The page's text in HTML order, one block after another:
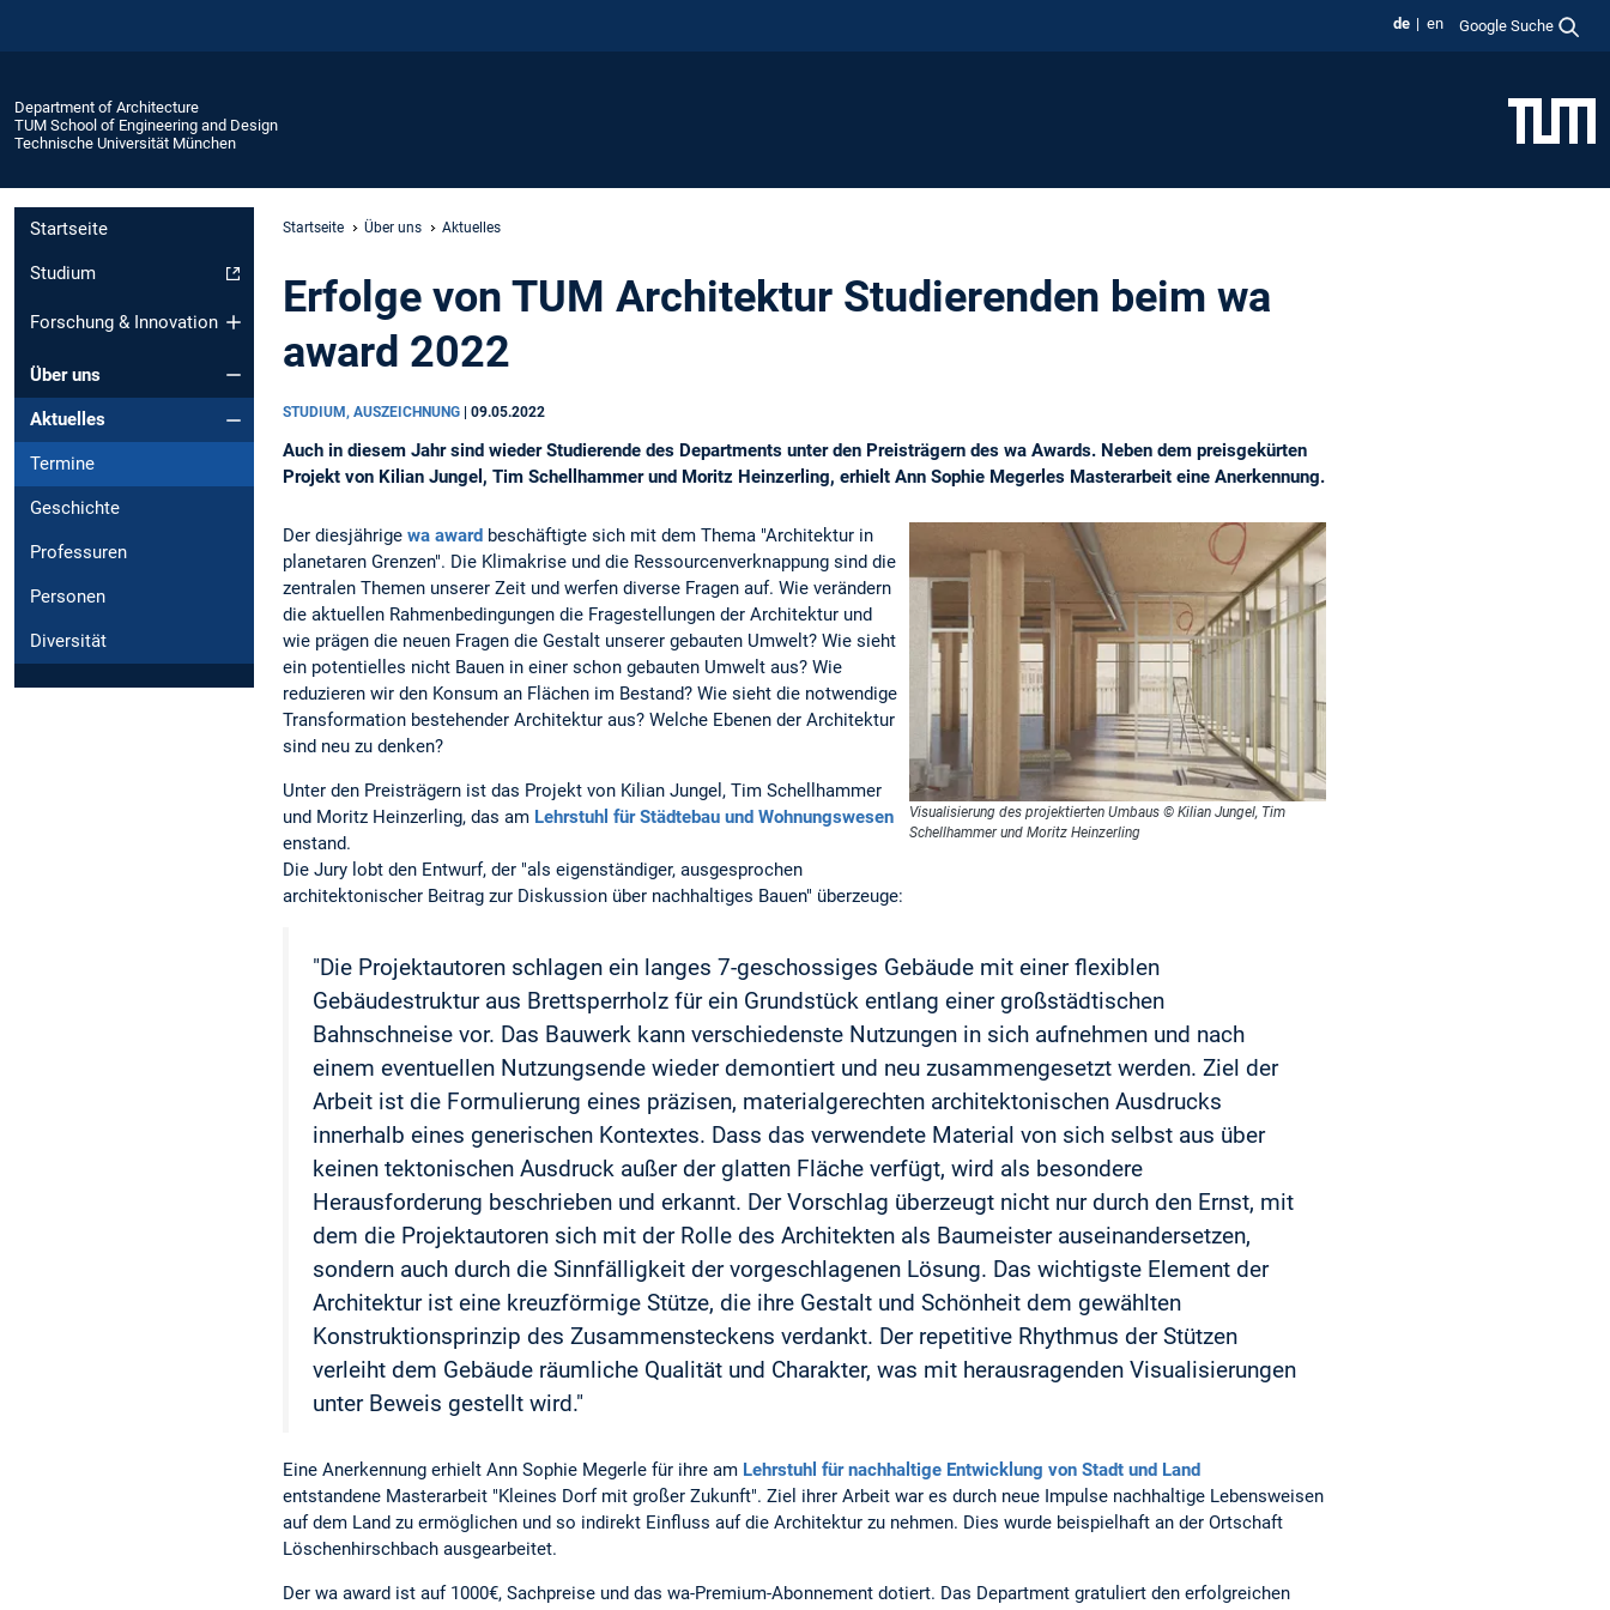
de en Google Suche
Department of Architecture
TUM School of Engineering and Design
Technische Universität München
Startseite
Studium
Forschung & Innovation
Über uns
Aktuelles
Termine
Geschichte
Professuren
Personen
Diversität
Startseite Über uns Aktuelles
Erfolge von TUM Architektur Studierenden beim wa
award 2022
STUDIUM, AUSZEICHNUNG | 09.05.2022
Auch in diesem Jahr sind wieder Studierende des Departments unter den Preisträgern des wa Awards. Neben dem preisgekürten
Projekt von Kilian Jungel, Tim Schellhammer und Moritz Heinzerling, erhielt Ann Sophie Megerles Masterarbeit eine Anerkennung.
Visualisierung des projektierten Umbaus © Kilian Jungel, Tim
Schellhammer und Moritz Heinzerling
Der diesjährige wa award beschäftigte sich mit dem Thema "Architektur in
planetaren Grenzen". Die Klimakrise und die Ressourcenverknappung sind die
zentralen Themen unserer Zeit und werfen diverse Fragen auf. Wie verändern
die aktuellen Rahmenbedingungen die Fragestellungen der Architektur und
wie prägen die neuen Fragen die Gestalt unserer gebauten Umwelt? Wie sieht
ein potentielles nicht Bauen in einer schon gebauten Umwelt aus? Wie
reduzieren wir den Konsum an Flächen im Bestand? Wie sieht die notwendige
Transformation bestehender Architektur aus? Welche Ebenen der Architektur
sind neu zu denken?
Unter den Preisträgern ist das Projekt von Kilian Jungel, Tim Schellhammer
und Moritz Heinzerling, das am Lehrstuhl für Städtebau und Wohnungswesen
enstand.
Die Jury lobt den Entwurf, der "als eigenständiger, ausgesprochen
architektonischer Beitrag zur Diskussion über nachhaltiges Bauen" überzeuge:
"Die Projektautoren schlagen ein langes 7-geschossiges Gebäude mit einer flexiblen
Gebäudestruktur aus Brettsperrholz für ein Grundstück entlang einer großstädtischen
Bahnschneise vor. Das Bauwerk kann verschiedenste Nutzungen in sich aufnehmen und nach
einem eventuellen Nutzungsende wieder demontiert und neu zusammengesetzt werden. Ziel der
Arbeit ist die Formulierung eines präzisen, materialgerechten architektonischen Ausdrucks
innerhalb eines generischen Kontextes. Dass das verwendete Material von sich selbst aus über
keinen tektonischen Ausdruck außer der glatten Fläche verfügt, wird als besondere
Herausforderung beschrieben und erkannt. Der Vorschlag überzeugt nicht nur durch den Ernst, mit
dem die Projektautoren sich mit der Rolle des Architekten als Baumeister auseinandersetzen,
sondern auch durch die Sinnfälligkeit der vorgeschlagenen Lösung. Das wichtigste Element der
Architektur ist eine kreuzförmige Stütze, die ihre Gestalt und Schönheit dem gewählten
Konstruktionsprinzip des Zusammensteckens verdankt. Der repetitive Rhythmus der Stützen
verleiht dem Gebäude räumliche Qualität und Charakter, was mit herausragenden Visualisierungen
unter Beweis gestellt wird."
Eine Anerkennung erhielt Ann Sophie Megerle für ihre am Lehrstuhl für nachhaltige Entwicklung von Stadt und Land
entstandene Masterarbeit "Kleines Dorf mit großer Zukunft". Ziel ihrer Arbeit war es durch neue Impulse nachhaltige Lebensweisen
auf dem Land zu ermöglichen und so indirekt Einfluss auf die Architektur zu nehmen. Dies wurde beispielhaft an der Ortschaft
Löschenhirschbach ausgearbeitet.
Der wa award ist auf 1000€, Sachpreise und das wa-Premium-Abonnement dotiert. Das Department gratuliert den erfolgreichen